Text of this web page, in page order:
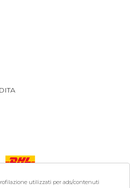
utilizzati per ads/contenuti